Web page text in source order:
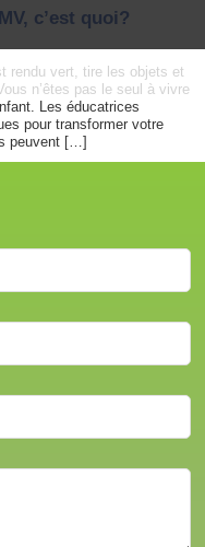
c’est quoi?
rendu vert, tire les objets et
n’êtes pas le seul à vivre
Les éducatrices
pour transformer votre
peuvent […]